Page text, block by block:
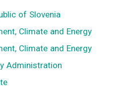
of Slovenia
Climate and Energy
Climate and Energy
Administration